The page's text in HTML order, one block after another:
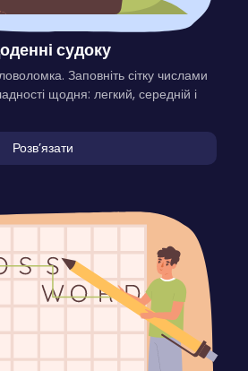
судоку
Заповніть сітку числами
щодня: легкий, середній і
Розвʼязати